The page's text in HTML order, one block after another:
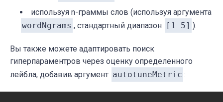
используя n-граммы слов (используя аргумента
wordNgrams , стандартный диапазон [1-5] ).
Вы также можете адаптировать поиск
гиперпараментров через оценку определенного
лейбла, добавив аргумент autotuneMetric :